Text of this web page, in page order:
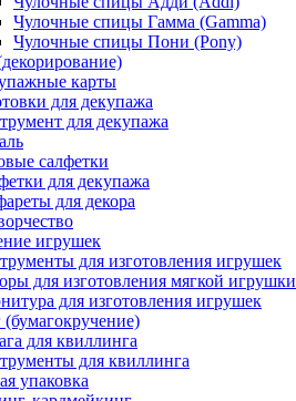
Чулочные спицы Гамма (Gamma)
Чулочные спицы Пони (Pony)
карты
для декупажа
для декупажа
салфетки
для декупажа
для декора
игрушек
для изготовления игрушек
для изготовления мягкой игрушки
для изготовления игрушек
для квиллинга
для квиллинга
упаковка